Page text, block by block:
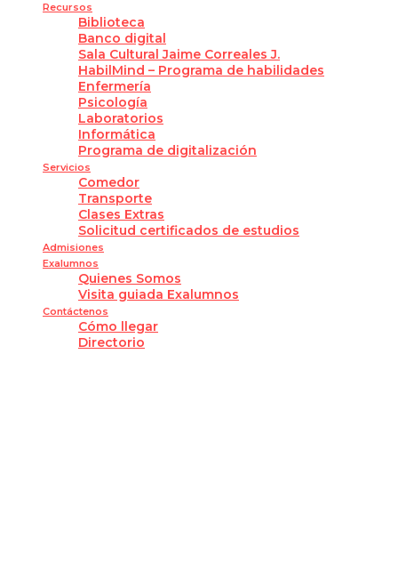
Recursos
Biblioteca
Banco digital
Sala Cultural Jaime Correales J.
HabilMind – Programa de habilidades
Enfermería
Psicología
Laboratorios
Informática
Programa de digitalización
Servicios
Comedor
Transporte
Clases Extras
Solicitud certificados de estudios
Admisiones
Exalumnos
Quienes Somos
Visita guiada Exalumnos
Contáctenos
Cómo llegar
Directorio